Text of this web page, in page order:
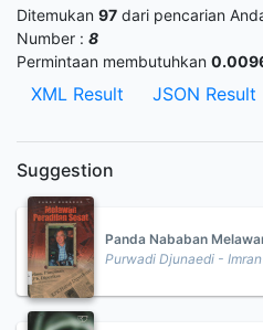
Ditemukan 97 dari pencarian
Number : 8
Permintaan membutuhkan
XML Result JSON Result
Suggestion
Panda Nababan
Purwadi Djunaedi -